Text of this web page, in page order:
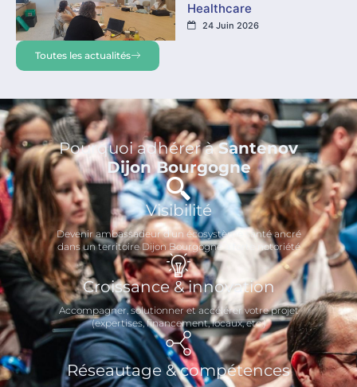
Healthcare
24 Juin 2026
Toutes les actualités
Pourquoi adhérer àSantenov
Dijon Bourgogne
Visibilité
Devenir ambassadeur d’un écosystème santé ancré
dans un territoire Dijon Bourgogne à forte notoriété
Croissance & innovation
Accompagner, solutionner et accélérer votre projet
(expertises, financement, locaux, etc.)
Réseautage & compétences